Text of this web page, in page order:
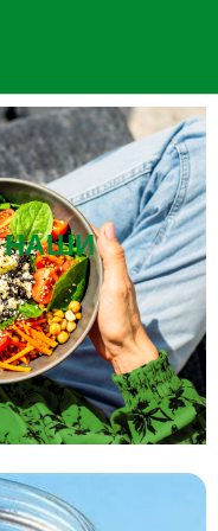
НАШИ